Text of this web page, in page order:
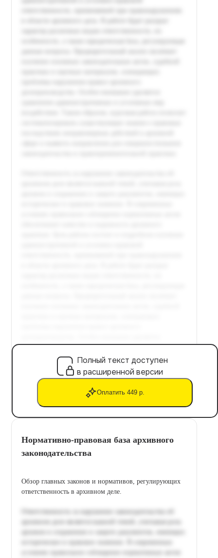
Полный текст доступен
в расширенной версии
Оплатить 449 р.
Нормативно-правовая база архивного
законодательства
Обзор главных законов и нормативов, регулирующих
ответственность в архивном деле.